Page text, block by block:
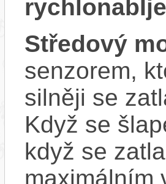
Středový
senzorem,
silněji se
Když se
když se
maximálním